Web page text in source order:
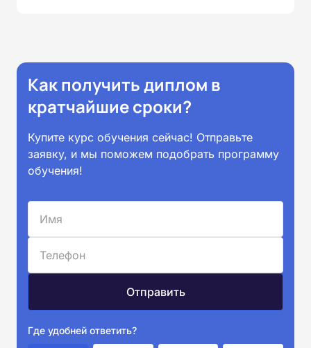
Как получить диплом в
кратчайшие сроки?
Купите курс обучения сейчас! Отправьте
заявку, и мы поможем подобрать программу
обучения!
Где удобней ответить?